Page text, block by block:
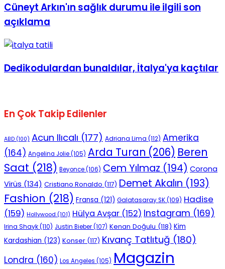
Cüneyt Arkın'ın sağlık durumu ile ilgili son
açıklama
Dedikodulardan bunaldılar, İtalya'ya kaçtılar
En Çok Takip Edilenler
ABD (100) Acun Ilıcalı (177) Adriana Lima (112) Amerika
(164) Angelina Jolie(105) Arda Turan (206) Beren
Saat (218) Beyonce(106) Cem Yılmaz (194) Corona
Virüs (134) Cristiano Ronaldo (117) Demet Akalın (193)
Fashion (218) Fransa (121) Galatasaray SK(109) Hadise
(159) Hollywood (101) Hülya Avşar (152) Instagram (169)
Irina Shayk(110) Justin Bieber(107) Kenan Doğulu (118) Kim
Kardashian (123) Konser (117) Kıvanç Tatlıtuğ (180)
Londra (160) Los Angeles (105) Magazin